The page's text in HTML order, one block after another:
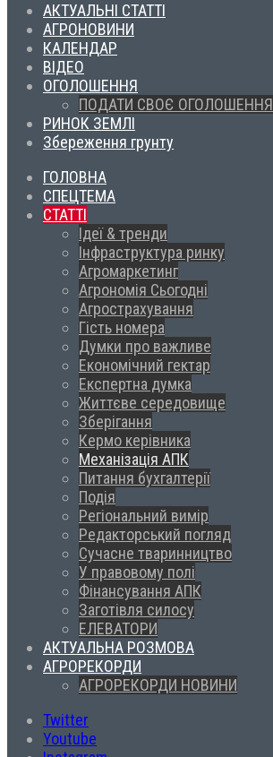
АКТУАЛЬНІ СТАТТІ
АГРОНОВИНИ
КАЛЕНДАР
ВІДЕО
ОГОЛОШЕННЯ
ПОДАТИ СВОЄ ОГОЛОШЕННЯ
РИНОК ЗЕМЛІ
Збереження грунту
ГОЛОВНА
СПЕЦТЕМА
СТАТТІ
Ідеї & тренди
Інфраструктура ринку
Агромаркетинг
Агрономія Сьогодні
Агрострахування
Гість номера
Думки про важливе
Економічний гектар
Експертна думка
Життєве середовище
Зберігання
Кермо керівника
Механізація АПК
Питання бухгалтерії
Подія
Регіональний вимір
Редакторський погляд
Сучасне тваринництво
У правовому полі
Фінансування АПК
Заготівля силосу
ЕЛЕВАТОРИ
АКТУАЛЬНА РОЗМОВА
АГРОРЕКОРДИ
АГРОРЕКОРДИ НОВИНИ
Twitter
Youtube